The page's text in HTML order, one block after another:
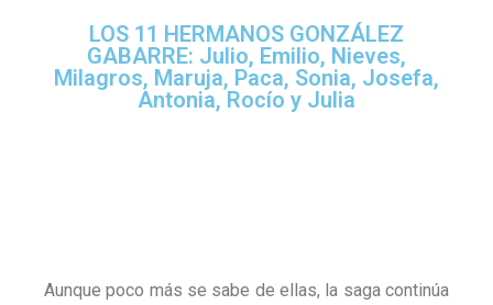
LOS 11 HERMANOS GONZÁLEZ
GABARRE: Julio, Emilio, Nieves,
Milagros, Maruja, Paca, Sonia, Josefa,
Antonia, Rocío y Julia
Aunque poco más se sabe de ellas, la saga continúa